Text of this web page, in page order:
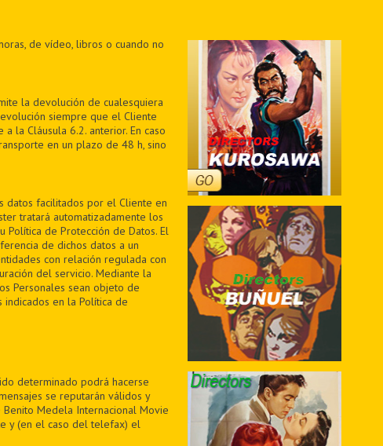
de vídeo, libros o cuando no
la devolución de cualesquiera
siempre que el Cliente
la Cláusula 6.2. anterior. En caso
en un plazo de 48 h, sino
datos facilitados por el Cliente en
tratará automatizadamente los
Política de Protección de Datos. El
de dichos datos a un
con relación regulada con
del servicio. Mediante la
Personales sean objeto de
en la Política de
determinado podrá hacerse
se reputarán válidos y
Medela Internacional Movie
y (en el caso del telefax) el